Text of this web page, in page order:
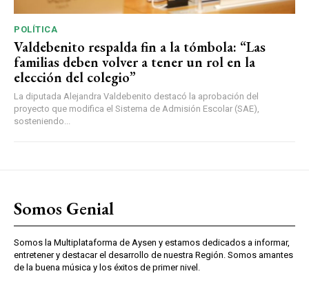
POLÍTICA
Valdebenito respalda fin a la tómbola: “Las
familias deben volver a tener un rol en la
elección del colegio”
La diputada Alejandra Valdebenito destacó la aprobación del
proyecto que modifica el Sistema de Admisión Escolar (SAE),
sosteniendo...
Somos Genial
Somos la Multiplataforma de Aysen y estamos dedicados a informar,
entretener y destacar el desarrollo de nuestra Región. Somos amantes
de la buena música y los éxitos de primer nivel.